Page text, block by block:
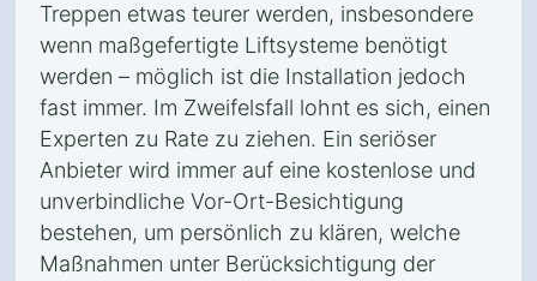
Treppen etwas teurer werden, insbesondere
wenn maßgefertigte Liftsysteme benötigt
werden – möglich ist die Installation jedoch
fast immer. Im Zweifelsfall lohnt es sich, einen
Experten zu Rate zu ziehen. Ein seriöser
Anbieter wird immer auf eine kostenlose und
unverbindliche Vor-Ort-Besichtigung
bestehen, um persönlich zu klären, welche
Maßnahmen unter Berücksichtigung der